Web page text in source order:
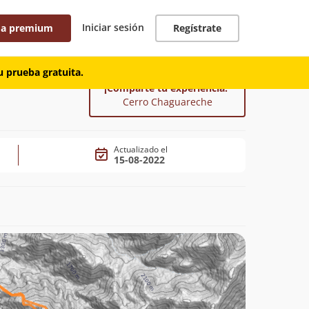
premium Iniciar sesión Regístrate
prueba gratuita.
¡Comparte tu experiencia!
Cerro Chaguareche
Actualizado el
15-08-2022